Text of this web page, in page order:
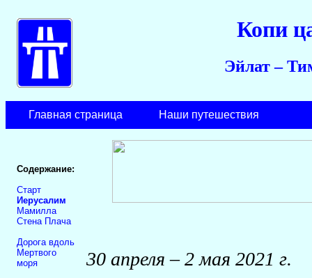
Копи
Эйлат –
Главная страница Наши путешествия
Содержание:
Старт
Иерусалим
Мамилла
Стена Плача
Дорога вдоль
Мертвого
моря
30 апреля – 2 мая 2021 г.